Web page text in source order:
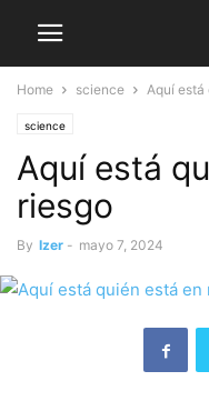
Home science Aquí está
science
Aquí está
riesgo
By Izer - mayo 7, 2024